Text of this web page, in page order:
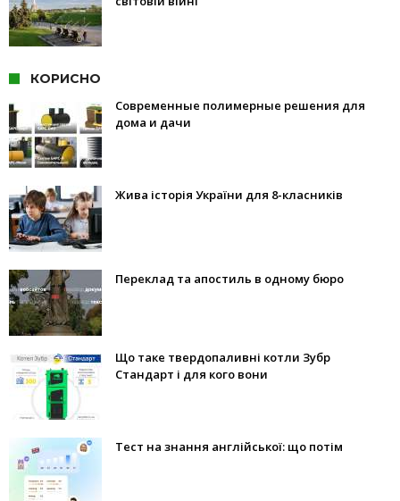
КОРИСНО
Современные полимерные решения для
дома и дачи
Жива історія України для 8-класників
Переклад та апостиль в одному бюро
Що таке твердопаливні котли Зубр
Стандарт і для кого вони
Тест на знання англійської: що потім